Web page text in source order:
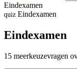
Eindexamen
quiz Eindexamen
Eindexamen
15 meerkeuzevragen